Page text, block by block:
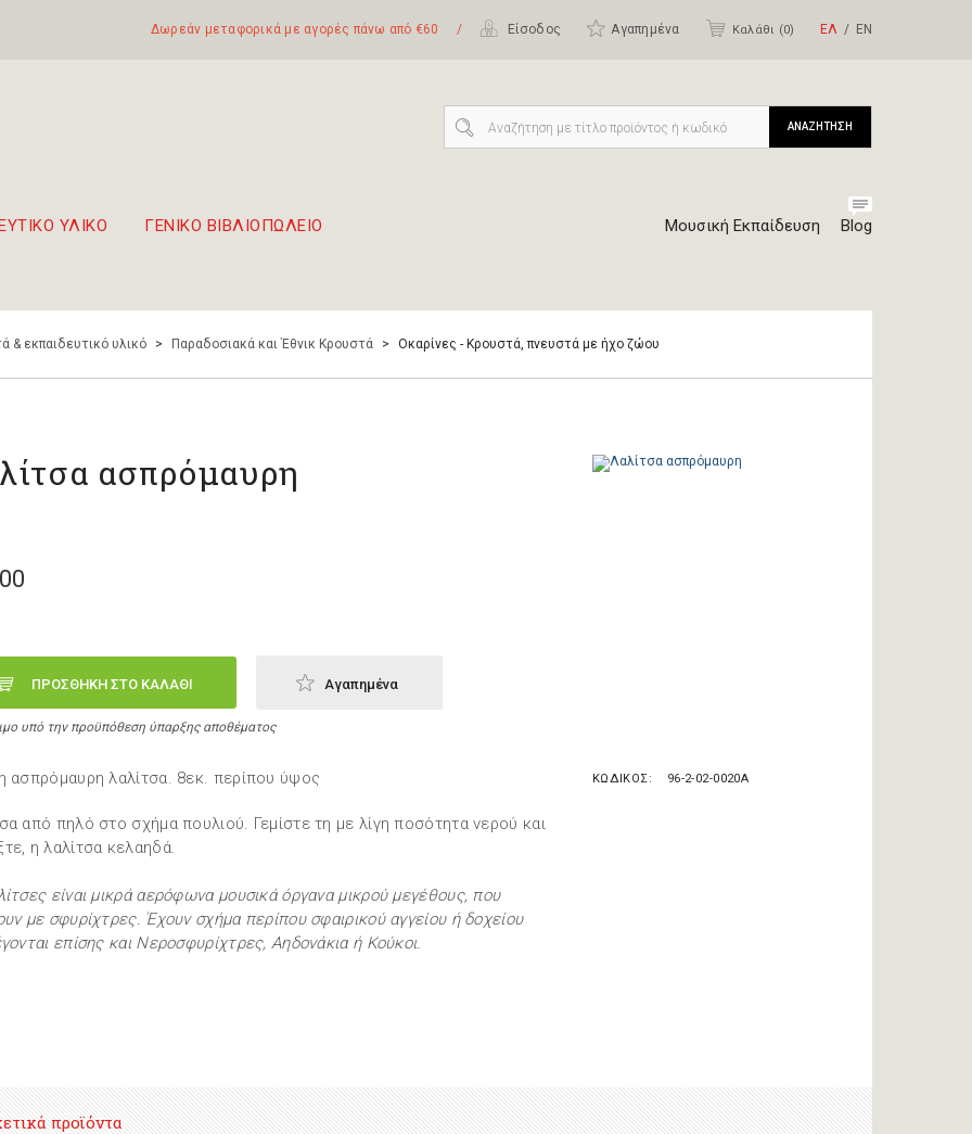
Δωρεάν μεταφορικά με αγορές πάνω από €60 / Είσοδος Αγαπημένα Καλάθι (0) ΕΛ ΕΝ
ΥΛΙΚΟ ΓΕΝΙΚΟ ΒΙΒΛΙΟΠΩΛΕΙΟ Μουσική Εκπαίδευση Blog
ΑΝΑΖΗΤΗΣΗ
& εκπαιδευτικό υλικό > Παραδοσιακά και Έθνικ Κρουστά > Οκαρίνες - Κρουστά, πνευστά με ήχο ζώου
ασπρόμαυρη
ΠΡΟΣΘΗΚΗ ΣΤΟ ΚΑΛΑΘΙ Αγαπημένα
υπό την προϋπόθεση ύπαρξης αποθέματος
ασπρόμαυρη λαλίτσα. 8εκ. περίπου ύψος
από πηλό στο σχήμα πουλιού. Γεμίστε τη με λίγη ποσότητα νερού και
η λαλίτσα κελαηδά.
είναι μικρά αερόφωνα μουσικά όργανα μικρού μεγέθους, που
με σφυρίχτρες. Έχουν σχήμα περίπου σφαιρικού αγγείου ή δοχείου
επίσης και Νεροσφυρίχτρες, Aηδονάκια ή Κούκοι.
ΚΩΔΙΚΟΣ 96-2-02-0020A
προϊόντα